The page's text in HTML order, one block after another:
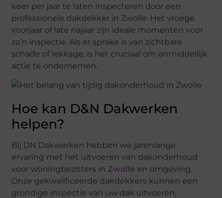
keer per jaar te laten inspecteren door een
professionele dakdekker in Zwolle. Het vroege
voorjaar of late najaar zijn ideale momenten voor
zo’n inspectie. Als er sprake is van zichtbare
schade of lekkage, is het cruciaal om onmiddellijk
actie te ondernemen.
Hoe kan D&N Dakwerken
helpen?
Bij DN Dakwerken hebben we jarenlange
ervaring met het uitvoeren van dakonderhoud
voor woningbezitters in Zwolle en omgeving.
Onze gekwalificeerde dakdekkers kunnen een
grondige inspectie van uw dak uitvoeren,